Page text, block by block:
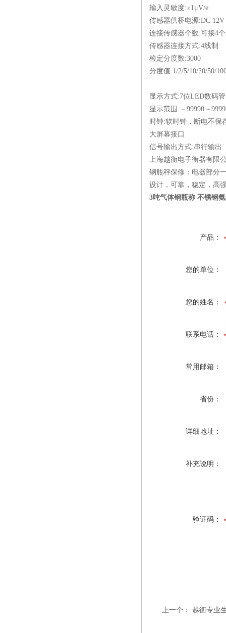
输入灵敏度:≥1μV/e
传感器供桥电源:DC 12V
连接传感器个数:可接4
传感器连接方式:4线制
检定分度数:3000
分度值:1/2/5/10/20/50/
显示方式:7位LED数码
显示范围:－99990～
时钟:软时钟，断电不保
大屏幕接口
信号输出方式:串行输出
上海越衡电子衡器有限
钢瓶秤保修：电器部分
设计，可靠，稳定，高
3吨气体钢瓶称 不锈钢
产品：
您的单位：
您的姓名：
联系电话：
常用邮箱：
省份：
详细地址：
补充说明：
验证码：
上一个： 越衡专业